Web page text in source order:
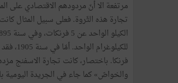
مرتفعة الا أنّ مردودهم الاقتصادي على
فرنكا. باختصار، كانت تجارة الاسفنج
والخواصّ» كما جاء في الجريدة اليومية باللغة